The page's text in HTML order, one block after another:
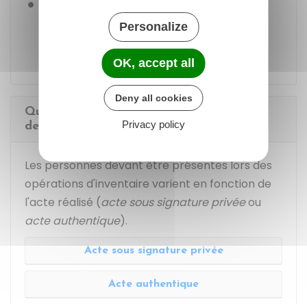
placements et des autres valeurs
Qui doit être présent lors de l'inventaire
des biens d'un majeur protégé ?
Les personnes devant être présentes lors des
opérations d'inventaire varient en fonction de
l'acte réalisé (acte sous signature privéeou
acte authentique).
Acte sous signature privée
Acte authentique
Personalize
OK, accept all
Deny all cookies
Privacy policy